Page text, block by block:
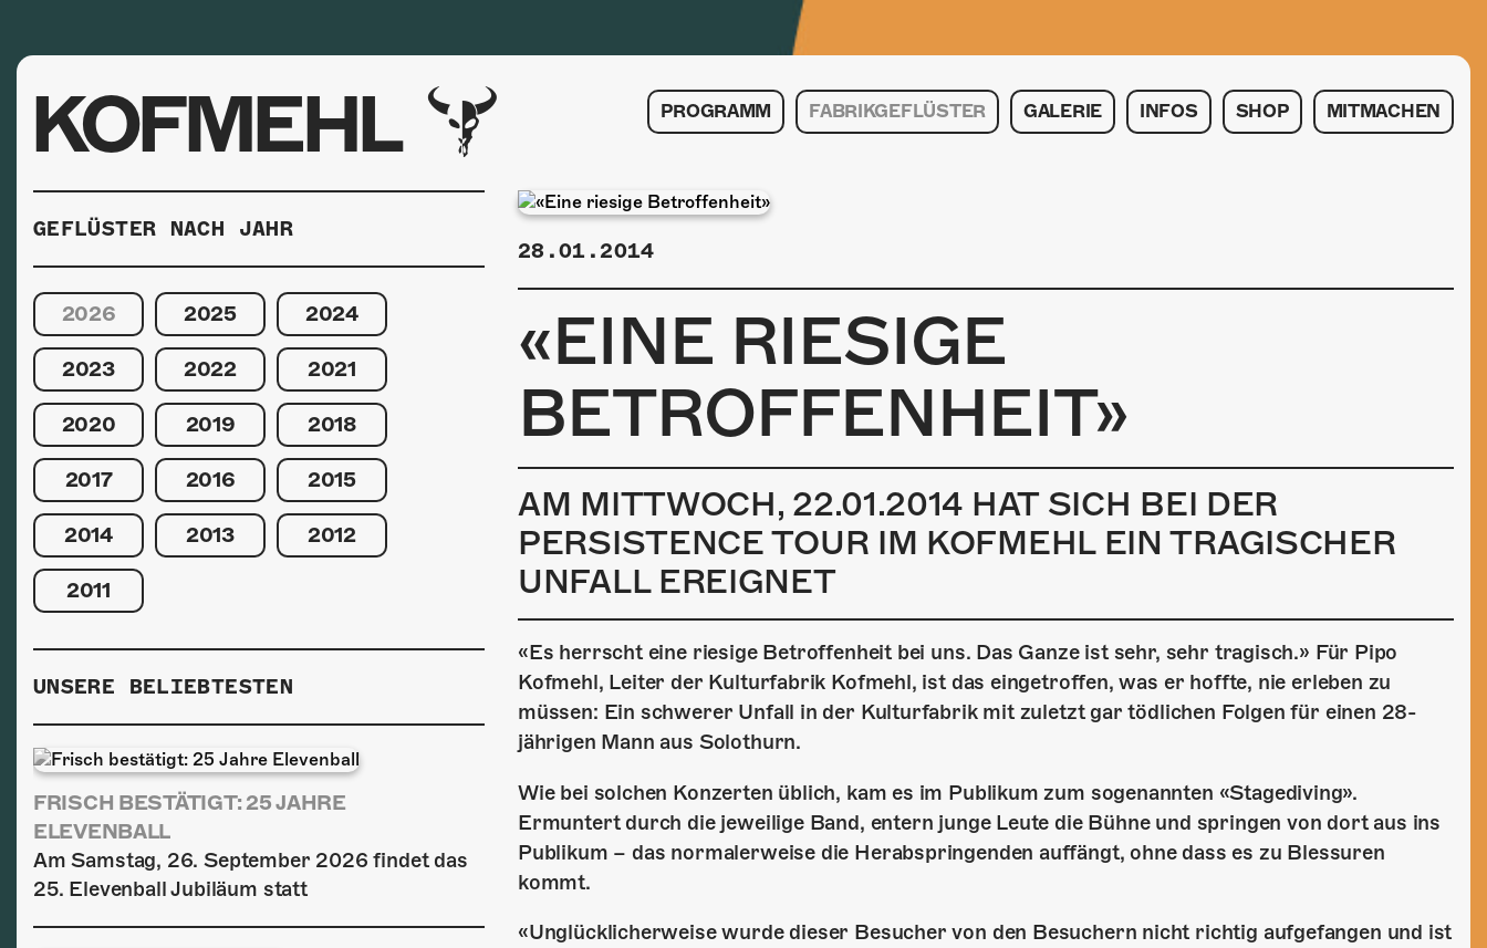
KOFMEHL PROGRAMM FABRIKGEFLÜSTER GALERIE INFOS SHOP MITMACHEN
28.01.2014
«EINE RIESIGE
BETROFFENHEIT»
AM MITTWOCH, 22.01.2014 HAT SICH BEI DER
PERSISTENCE TOUR IM KOFMEHL EIN TRAGISCHER
UNFALL EREIGNET
«Es herrscht eine riesige Betroffenheit bei uns. Das Ganze ist sehr, sehr tragisch.» Für Pipo
Kofmehl, Leiter der Kulturfabrik Kofmehl, ist das eingetroffen, was er hoffte, nie erleben zu
müssen: Ein schwerer Unfall in der Kulturfabrik mit zuletzt gar tödlichen Folgen für einen 28-
jährigen Mann aus Solothurn.
Wie bei solchen Konzerten üblich, kam es im Publikum zum sogenannten «Stagediving».
Ermuntert durch die jeweilige Band, entern junge Leute die Bühne und springen von dort aus ins
Publikum – das normalerweise die Herabspringenden auffängt, ohne dass es zu Blessuren
kommt.
«Unglücklicherweise wurde dieser Besucher von den Besuchern nicht richtig aufgefangen und ist
GEFLÜSTER NACH JAHR
2026 2025 2024
2023 2022 2021
2020 2019 2018
2017 2016 2015
2014 2013 2012
2011
UNSERE BELIEBTESTEN
FRISCH BESTÄTIGT: 25 JAHRE
ELEVENBALL
Am Samstag, 26. September 2026 findet das
25. Elevenball Jubiläum statt